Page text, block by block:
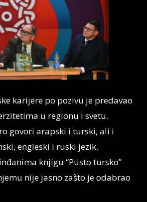
karijere po pozivu je predavao
u regionu i svetu.
govori arapski i turski, ali i
engleski i ruski jezik.
knjigu “Pusto tursko”
nije jasno zašto je odabrao